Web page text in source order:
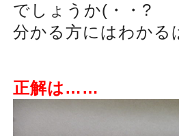
でしょうか(・・?
分かる方にはわか
正解は……